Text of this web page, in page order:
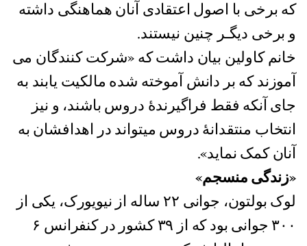
که برخی با اصول اعتقادی آنان هماهنگی داشته
و برخی دیگـر چنین نیستند.
خانم کاولین بیان داشت که «شرکت کنندگان می
آموزند که بر دانش آموخته شده مالکیت یابند به
جای آنکه فقط فراگیرندۀ دروس باشند، و نیز
انتخاب منتقدانۀ دروس میتواند در اهدافشان به
آنان کمک نماید».
«زندگی منسجم»
لوک بولتون، جوانی ۲۲ ساله از نیویورک، یکی از
۳۰۰ جوانی بود که از ۳۹ کشور در کنفرانس ۶